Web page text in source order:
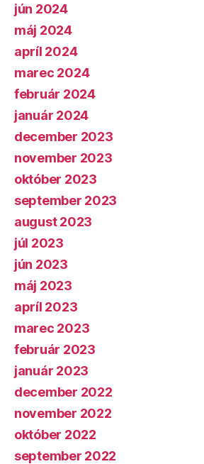
jún 2024
máj 2024
apríl 2024
marec 2024
február 2024
január 2024
december 2023
november 2023
október 2023
september 2023
august 2023
júl 2023
jún 2023
máj 2023
apríl 2023
marec 2023
február 2023
január 2023
december 2022
november 2022
október 2022
september 2022